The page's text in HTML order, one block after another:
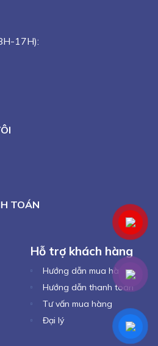
17H):
TOÁN
Hỗ trợ khách hàng
Hướng dẫn mua hàng
Hướng dẫn thanh toán
Tư vấn mua hàng
Đại lý